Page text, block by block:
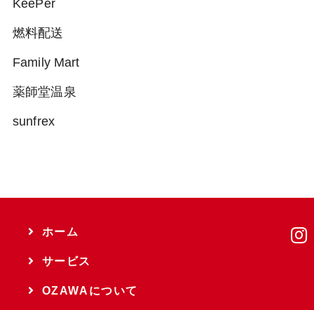
KeePer
燃料配送
Family Mart
薬師堂温泉
sunfrex
ホーム
サービス
OZAWAについて